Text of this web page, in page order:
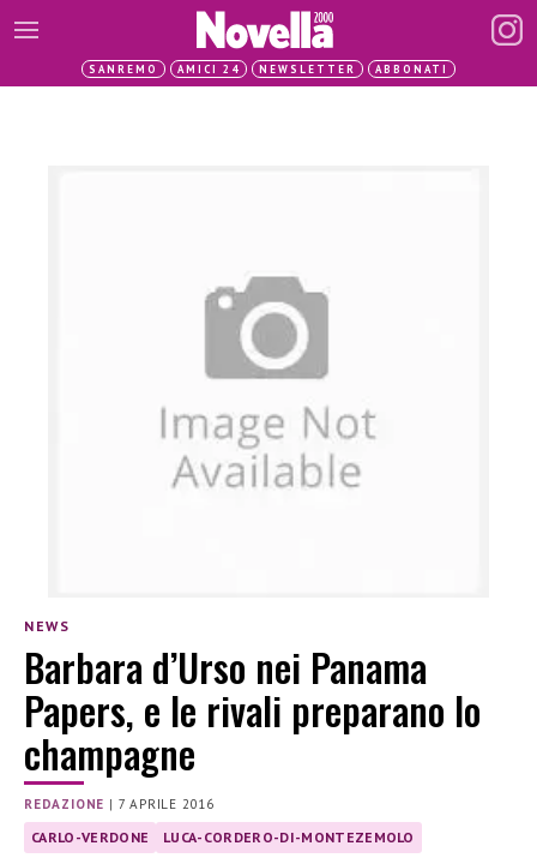
SANREMO AMICI 24 NEWSLETTER ABBONATI
NEWS
Barbara d’Urso nei Panama
Papers, e le rivali preparano lo
champagne
REDAZIONE | 7 APRILE 2016
CARLO-VERDONE LUCA-CORDERO-DI-MONTEZEMOLO